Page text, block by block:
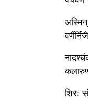
अस्मिन्
शिर: